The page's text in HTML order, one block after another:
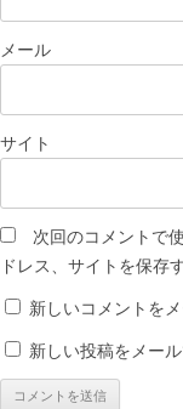
メール
サイト
次回のコメントで
ドレス、サイトを保存す
新しいコメントを
新しい投稿をメー